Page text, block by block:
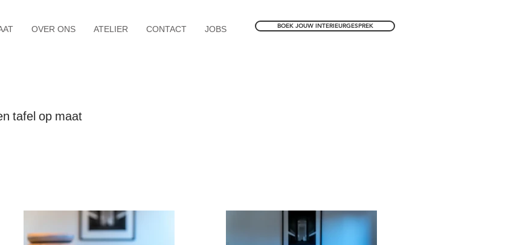
OVER ONS ATELIER CONTACT JOBS BOEK JOUW INTERIEURGESPREK
tafel op maat